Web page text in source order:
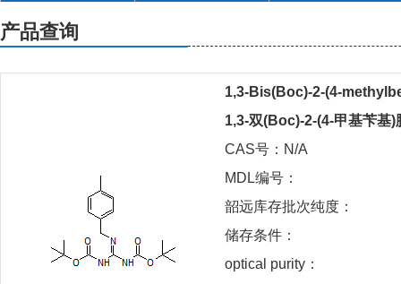
产品查询
1,3-Bis(Boc)-2-(4-
1,3-双(Boc)-2-(4-甲基苄基)
CAS号：N/A
MDL编号：
韶远库存批次纯度：
储存条件：
optical purity：